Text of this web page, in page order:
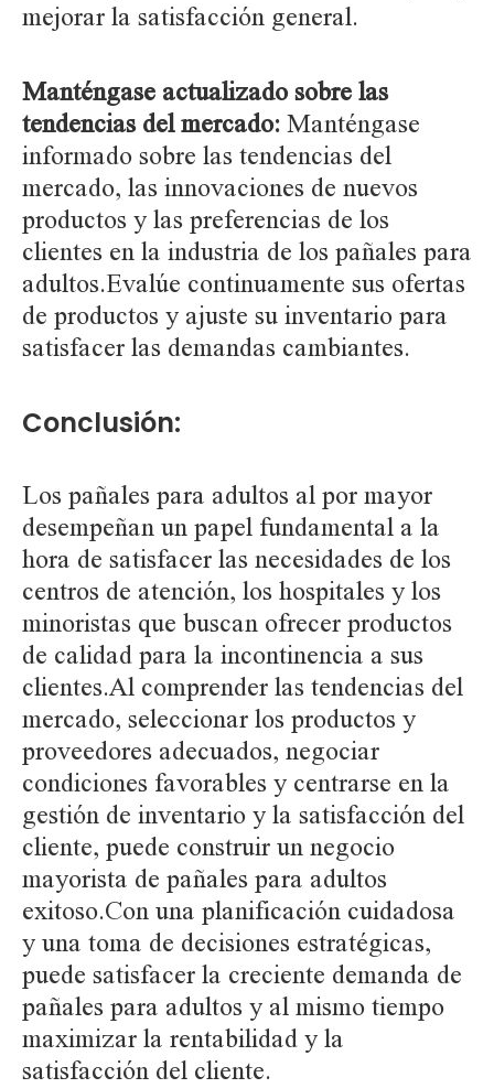
mejorar la satisfacción general.
Manténgase actualizado sobre las
tendencias del mercado: Manténgase
informado sobre las tendencias del
mercado, las innovaciones de nuevos
productos y las preferencias de los
clientes en la industria de los pañales para
adultos.Evalúe continuamente sus ofertas
de productos y ajuste su inventario para
satisfacer las demandas cambiantes.
Conclusión:
Los pañales para adultos al por mayor
desempeñan un papel fundamental a la
hora de satisfacer las necesidades de los
centros de atención, los hospitales y los
minoristas que buscan ofrecer productos
de calidad para la incontinencia a sus
clientes.Al comprender las tendencias del
mercado, seleccionar los productos y
proveedores adecuados, negociar
condiciones favorables y centrarse en la
gestión de inventario y la satisfacción del
cliente, puede construir un negocio
mayorista de pañales para adultos
exitoso.Con una planificación cuidadosa
y una toma de decisiones estratégicas,
puede satisfacer la creciente demanda de
pañales para adultos y al mismo tiempo
maximizar la rentabilidad y la
satisfacción del cliente.